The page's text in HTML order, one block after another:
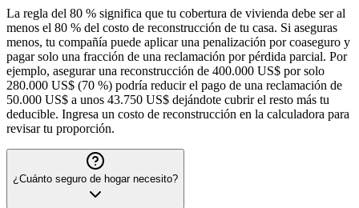
La regla del 80 % significa que tu cobertura de vivienda debe ser al
menos el 80 % del costo de reconstrucción de tu casa. Si aseguras
menos, tu compañía puede aplicar una penalización por coaseguro y
pagar solo una fracción de una reclamación por pérdida parcial. Por
ejemplo, asegurar una reconstrucción de 400.000 US$ por solo
280.000 US$ (70 %) podría reducir el pago de una reclamación de
50.000 US$ a unos 43.750 US$ dejándote cubrir el resto más tu
deducible. Ingresa un costo de reconstrucción en la calculadora para
revisar tu proporción.
¿Cuánto seguro de hogar necesito?